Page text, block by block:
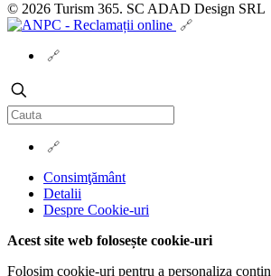
© 2026 Turism 365. SC ADAD Design SRL
Consimţământ
Detalii
Despre Cookie-uri
Acest site web folosește cookie-uri
Folosim cookie-uri pentru a personaliza